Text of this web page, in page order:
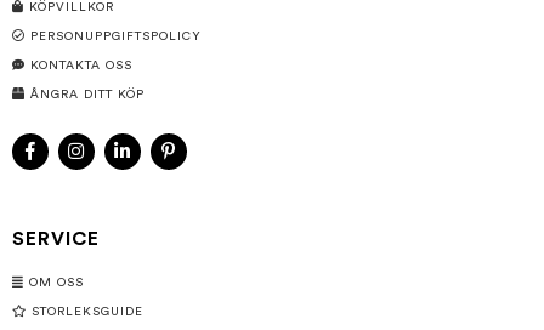
KÖPVILLKOR
PERSONUPPGIFTSPOLICY
KONTAKTA OSS
ÅNGRA DITT KÖP
SERVICE
OM OSS
STORLEKSGUIDE